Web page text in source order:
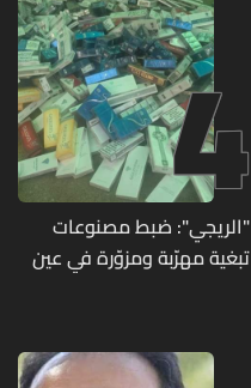
4
"الريجي": ضبط مصنوعات
تبغية مهرّبة ومزوّرة في عين